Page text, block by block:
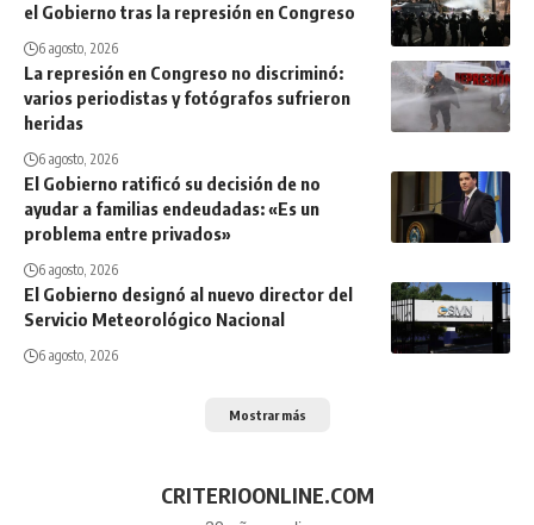
el Gobierno tras la represión en Congreso
6 agosto, 2026
La represión en Congreso no discriminó:
varios periodistas y fotógrafos sufrieron
heridas
6 agosto, 2026
El Gobierno ratificó su decisión de no
ayudar a familias endeudadas: «Es un
problema entre privados»
6 agosto, 2026
El Gobierno designó al nuevo director del
Servicio Meteorológico Nacional
6 agosto, 2026
Mostrar más
CRITERIOONLINE.COM